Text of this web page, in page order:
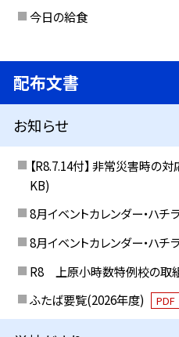
今日の給食
配布文書
お知らせ
【R8.7.14付】 非常災害時の対
KB)
8月イベントカレンダー・ハチ
8月イベントカレンダー・ハチ
R8 上原小時数特例校の取
ふたば要覧(2026年度)
PDF